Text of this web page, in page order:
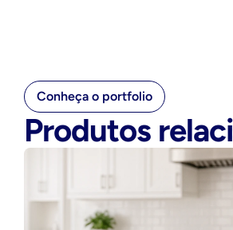
Conheça o portfolio
Produtos